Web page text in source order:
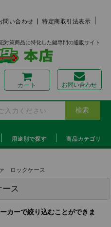
問い合わせ 特定商取引法表示
対策商品に特化した鍵専門の通販サイト
カート お問い合わせ
用途別で探す 商品カテゴリ
ロックケース
ス
カーで絞り込むことができま